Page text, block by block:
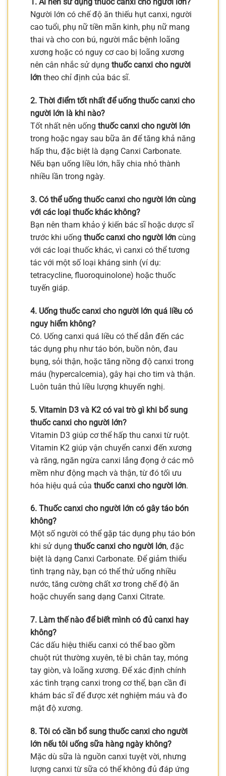
1. Ai nên sử dụng thuốc canxi cho người lớn?
Người lớn có chế độ ăn thiếu hụt canxi, người
cao tuổi, phụ nữ tiền mãn kinh, phụ nữ mang
thai và cho con bú, người mắc bệnh loãng
xương hoặc có nguy cơ cao bị loãng xương
nên cân nhắc sử dụng thuốc canxi cho người
lớn theo chỉ định của bác sĩ.
2. Thời điểm tốt nhất để uống thuốc canxi cho
người lớn là khi nào?
Tốt nhất nên uống thuốc canxi cho người lớn
trong hoặc ngay sau bữa ăn để tăng khả năng
hấp thu, đặc biệt là dạng Canxi Carbonate.
Nếu bạn uống liều lớn, hãy chia nhỏ thành
nhiều lần trong ngày.
3. Có thể uống thuốc canxi cho người lớn cùng
với các loại thuốc khác không?
Bạn nên tham khảo ý kiến bác sĩ hoặc dược sĩ
trước khi uống thuốc canxi cho người lớn cùng
với các loại thuốc khác, vì canxi có thể tương
tác với một số loại kháng sinh (ví dụ:
tetracycline, fluoroquinolone) hoặc thuốc
tuyến giáp.
4. Uống thuốc canxi cho người lớn quá liều có
nguy hiểm không?
Có. Uống canxi quá liều có thể dẫn đến các
tác dụng phụ như táo bón, buồn nôn, đau
bụng, sỏi thận, hoặc tăng nồng độ canxi trong
máu (hypercalcemia), gây hại cho tim và thận.
Luôn tuân thủ liều lượng khuyến nghị.
5. Vitamin D3 và K2 có vai trò gì khi bổ sung
thuốc canxi cho người lớn?
Vitamin D3 giúp cơ thể hấp thu canxi từ ruột.
Vitamin K2 giúp vận chuyển canxi đến xương
và răng, ngăn ngừa canxi lắng đọng ở các mô
mềm như động mạch và thận, từ đó tối ưu
hóa hiệu quả của thuốc canxi cho người lớn.
6. Thuốc canxi cho người lớn có gây táo bón
không?
Một số người có thể gặp tác dụng phụ táo bón
khi sử dụng thuốc canxi cho người lớn, đặc
biệt là dạng Canxi Carbonate. Để giảm thiểu
tình trạng này, bạn có thể thử uống nhiều
nước, tăng cường chất xơ trong chế độ ăn
hoặc chuyển sang dạng Canxi Citrate.
7. Làm thế nào để biết mình có đủ canxi hay
không?
Các dấu hiệu thiếu canxi có thể bao gồm
chuột rút thường xuyên, tê bì chân tay, móng
tay giòn, và loãng xương. Để xác định chính
xác tình trạng canxi trong cơ thể, bạn cần đi
khám bác sĩ để được xét nghiệm máu và đo
mật độ xương.
8. Tôi có cần bổ sung thuốc canxi cho người
lớn nếu tôi uống sữa hàng ngày không?
Mặc dù sữa là nguồn canxi tuyệt vời, nhưng
lượng canxi từ sữa có thể không đủ đáp ứng